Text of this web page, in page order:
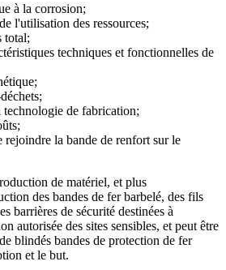
à la corrosion;
l'utilisation des ressources;
total;
techniques et fonctionnelles de
de fabrication;
la bande de renfort sur le
de matériel, et plus
des bandes de fer barbelé, des fils
barrières de sécurité destinées à
autorisée des sites sensibles, et peut être
blindés bandes de protection de fer
et le but.